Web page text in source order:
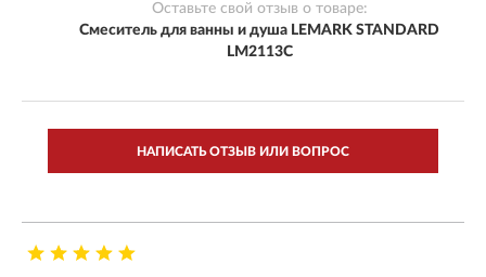
Оставьте свой отзыв о товаре:
Смеситель для ванны и душа LEMARK STANDARD
LM2113C
НАПИСАТЬ ОТЗЫВ ИЛИ ВОПРОС